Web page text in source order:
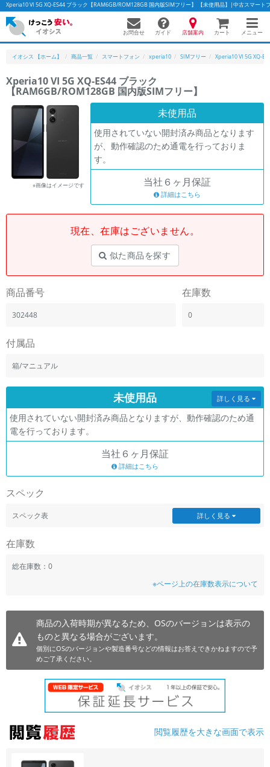
Xperia10 VI 5G XQ-ES44 ブラック【RAM6GB/ROM128GB 国内版SIMフリー】 【未使用品】|中古スマート
お問合せ ガイド 店舗案内 カート メニュー
イオシス 【ホーム】 商品一覧 スマートフォン xperia10 SIMフリー Xperia10 VI 5G XQ-
Xperia10 VI 5G XQ-ES44 ブラック
【RAM6GB/ROM128GB 国内版SIMフリー】
※画像はイメージです
未使用品
使用されていない開封済み商品となります
が、動作確認のため通電を行っておりま
す。
当社６ヶ月保証
詳細はこちら
現在、在庫はございません。
似た商品を探す
商品番号
302448
在庫数
0
付属品
箱/マニュアル
未使用品
使用されていない開封済み商品となりますが、動作確認のため通
電を行っております。
詳しく見る
当社６ヶ月保証
詳細はこちら
スペック
スペック表 詳しく見る
在庫数
総在庫数：0
※ページ上の在庫数表示について
商品の入荷時期が異なるため、OSのバージョンは表示の
ものと異なる場合がございます。
個別にOSのバージョンや製造番号などの情報はお答えできかねますので予
めご了承ください。
閲覧履歴を大きな画面で表示
かんたんパソコン検索に切り替える
フリーワード
人気の検索ワード：Let's note
「スマートフォン」「タブレット」など
メーカー
「Apple」「SONY」「SHARP」など
機能・特徴
ランク
商品状態の絞り込み
「新品」「未使用」「中古」など
CPUの絞り込み
OS
OSの絞り込み
モニタサイズ
円 ～ 円
発売日